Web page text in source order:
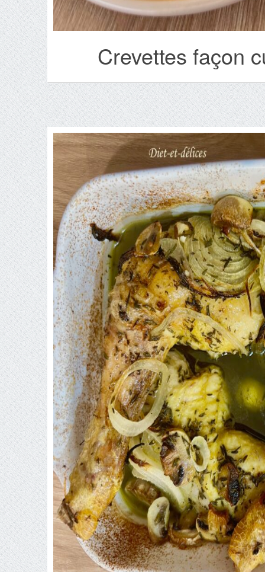
Crevettes façon